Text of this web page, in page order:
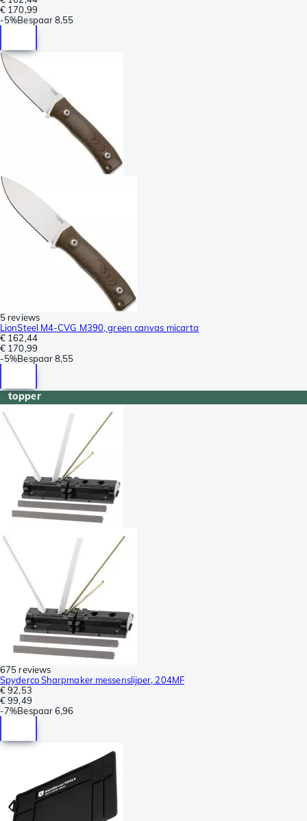
€ 170,99
-5%Bespaar8,55
5 reviews
LionSteel M4-CVG M390, green canvas micarta
€ 162,44
€ 170,99
-5%Bespaar8,55
topper
675 reviews
Spyderco Sharpmaker messenslijper, 204MF
€ 92,53
€ 99,49
-7%Bespaar6,96